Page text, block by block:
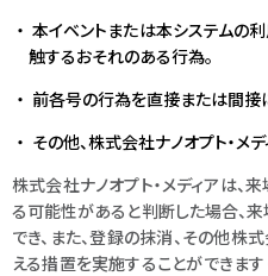
本イベントまたは本システムの
触するおそれのある行為。
前各号の行為を直接または間接
その他、株式会社ナノオプト・メ
株式会社ナノオプト・メディアは
る可能性があると判断した場合、
でき、また、登録の抹消、その他株
える措置を実施することができます